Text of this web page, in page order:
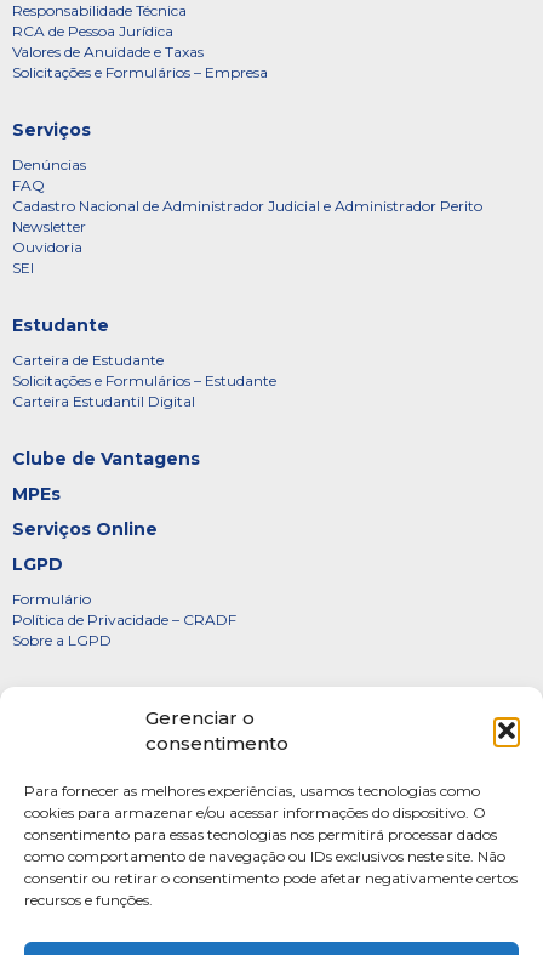
Gerenciar o
consentimento
Para fornecer as melhores experiências, usamos tecnologias como
cookies para armazenar e/ou acessar informações do dispositivo. O
consentimento para essas tecnologias nos permitirá processar dados
como comportamento de navegação ou IDs exclusivos neste site. Não
consentir ou retirar o consentimento pode afetar negativamente certos
recursos e funções.
Responsabilidade Técnica
RCA de Pessoa Jurídica
Valores de Anuidade e Taxas
Solicitações e Formulários – Empresa
Serviços
Denúncias
FAQ
Cadastro Nacional de Administrador Judicial e Administrador Perito
Newsletter
Ouvidoria
SEI
Estudante
Carteira de Estudante
Solicitações e Formulários – Estudante
Carteira Estudantil Digital
Clube de Vantagens
MPEs
Serviços Online
LGPD
Formulário
Política de Privacidade – CRADF
Sobre a LGPD
Diretoria
FOTOS
Webmail
Artigos
Escritores do Sistema